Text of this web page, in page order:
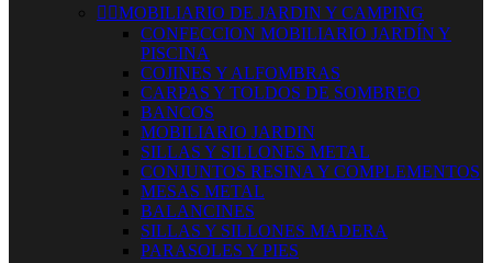
 MOBILIARIO DE JARDIN Y CAMPING
CONFECCION MOBILIARIO JARDÍN Y
PISCINA
COJINES Y ALFOMBRAS
CARPAS Y TOLDOS DE SOMBREO
BANCOS
MOBILIARIO JARDIN
SILLAS Y SILLONES METAL
CONJUNTOS RESINA Y COMPLEMENTOS
MESAS METAL
BALANCINES
SILLAS Y SILLONES MADERA
PARASOLES Y PIES